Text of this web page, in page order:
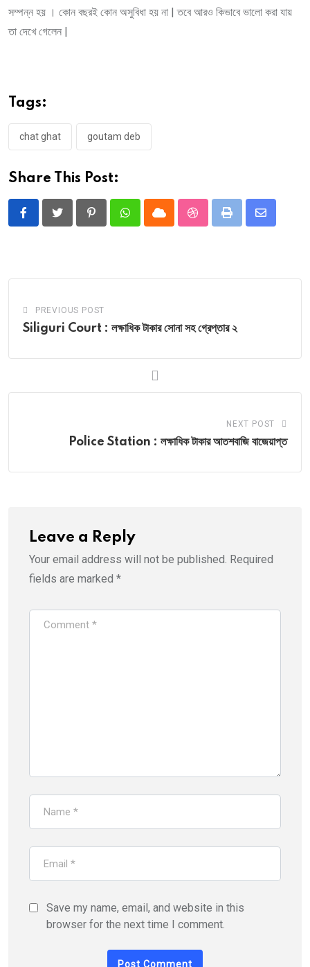
সম্পন্ন হয় । কোন বছরই কোন অসুবিধা হয় না | তবে আরও কিভাবে ভালো করা যায়
তা দেখে গেলেন |
Tags:
chat ghat goutam deb
Share This Post:
PinterestWhatsappCloud StumbleUpon
Print
Share
PREVIOUS POST
Siliguri Court : লক্ষাধিক টাকার সোনা সহ গ্রেপ্তার ২
NEXT POST
Police Station : লক্ষাধিক টাকার আতশবাজি বাজেয়াপ্ত
Leave a Reply
Your email address will not be published. Required
fields are marked *
Save my name, email, and website in this
browser for the next time I comment.